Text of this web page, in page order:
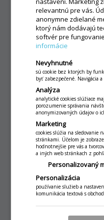
vám ponúka a
Pozrite si
relevantnú pre vás.
anonymne zdielané
ktorý nám dodávajú
softvér pre
informácie
Nevyhnutné
sú cookie bez ktorých by
byť zabezpečené. Navigácia
Analýza
analytické cookies slúžiace
porozumenie správania
anonymizovaných údajov o
Marketing
cookies slúžia na sledovanie
stránkami. Účelom je
hodnotnejšie pre vás a
a iných web stránkach z
Personalizovaný
Personalizácia
používanie služieb a
komunikácia textová s